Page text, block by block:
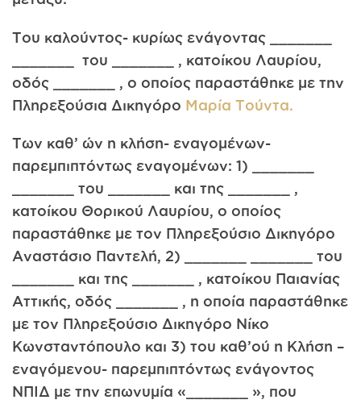
Του καλούντος- κυρίως ενάγοντας _______
_______ του _______ , κατοίκου Λαυρίου,
οδός _______ , ο οποίος παραστάθηκε με την
Πληρεξούσια Δικηγόρο Μαρία Τούντα.
Των καθ’ ών η κλήση- εναγομένων-
παρεμπιπτόντως εναγομένων: 1) _______
_______ του _______ και της _______ ,
κατοίκου Θορικού Λαυρίου, ο οποίος
παραστάθηκε με τον Πληρεξούσιο Δικηγόρο
Αναστάσιο Παντελή, 2) _______ _______ του
_______ και της _______ , κατοίκου Παιανίας
Αττικής, οδός _______ , η οποία παραστάθηκε
με τον Πληρεξούσιο Δικηγόρο Νίκο
Κωνσταντόπουλο και 3) του καθ’ού η Κλήση –
εναγόμενου- παρεμπιπτόντως ενάγοντος
ΝΠΙΔ με την επωνυμία «_______ », που